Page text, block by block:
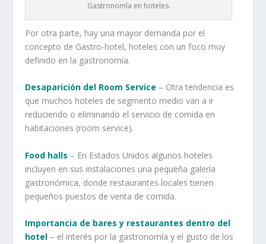
Gastronomía en hoteles.
Por otra parte, hay una mayor demanda por el
concepto de Gastro-hotel, hoteles con un foco muy
definido en la gastronomía.
Desaparición del Room Service – Otra tendencia es
que muchos hoteles de segmento medio van a ir
reduciendo o eliminando el servicio de comida en
habitaciones (room service).
Food halls – En Estados Unidos algunos hoteles
incluyen en sus instalaciones una pequeña galería
gastronómica, donde restaurantes locales tienen
pequeños puestos de venta de comida.
Importancia de bares y restaurantes dentro del
hotel – el interés por la gastronomía y el gusto de los